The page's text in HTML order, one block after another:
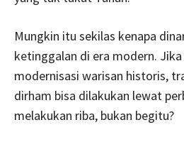
Mungkin itu sekilas kenapa
ketinggalan di era modern.
modernisasi warisan historis,
dirham bisa dilakukan lewat
melakukan riba, bukan begitu?